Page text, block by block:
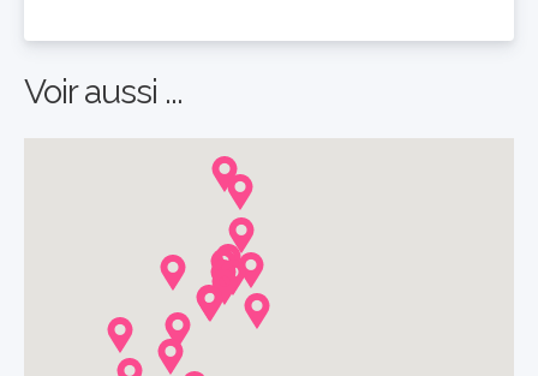
Voir aussi ...